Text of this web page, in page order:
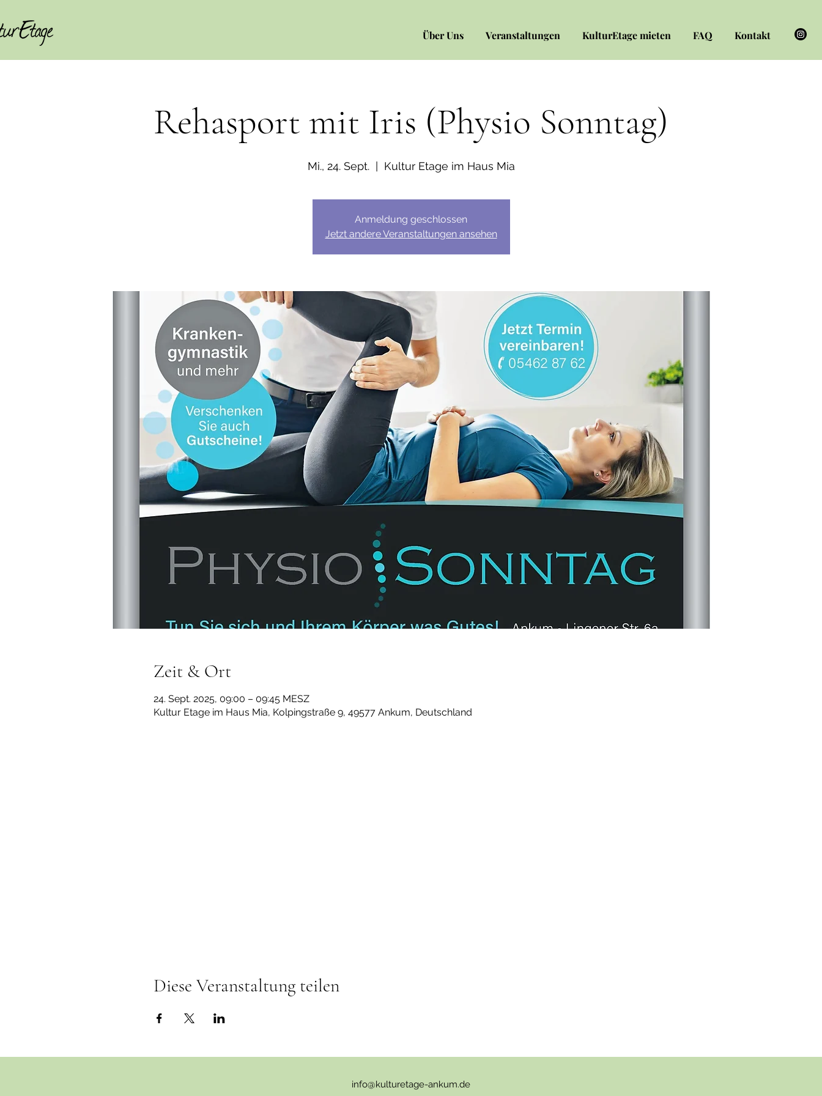
Über Uns Veranstaltungen KulturEtage mieten FAQ Kontakt
Rehasport mit Iris (Physio Sonntag)
Mi., 24. Sept.
  |
Kultur Etage im Haus Mia
Anmeldung geschlossen
Jetzt andere Veranstaltungen ansehen
Zeit & Ort
24. Sept. 2025, 09:00 – 09:45 MESZ
Kultur Etage im Haus Mia, Kolpingstraße 9, 49577 Ankum, Deutschland
Diese Veranstaltung teilen
info@kulturetage-ankum.de